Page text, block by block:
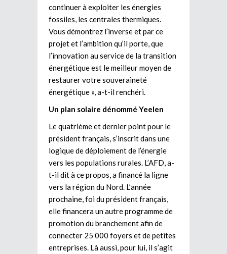
continuer à exploiter les énergies
fossiles, les centrales thermiques.
Vous démontrez l’inverse et par ce
projet et l’ambition qu’il porte, que
l’innovation au service de la transition
énergétique est le meilleur moyen de
restaurer votre souveraineté
énergétique », a-t-il renchéri.
Un plan solaire dénommé Yeelen
Le quatrième et dernier point pour le
président français, s’inscrit dans une
logique de déploiement de l’énergie
vers les populations rurales. L’AFD, a-
t-il dit à ce propos, a financé la ligne
vers la région du Nord. L’année
prochaine, foi du président français,
elle financera un autre programme de
promotion du branchement afin de
connecter 25 000 foyers et de petites
entreprises. Là aussi, pour lui, il s’agit